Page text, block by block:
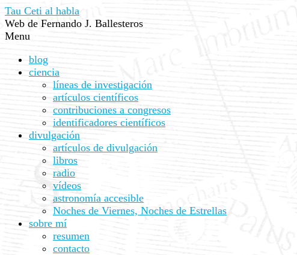
Tau Ceti al habla
Web de Fernando J. Ballesteros
Menu
blog
ciencia
líneas de investigación
artículos científicos
contribuciones a congresos
identificadores científicos
divulgación
artículos de divulgación
libros
radio
vídeos
astronomía accesible
Noches de Viernes, Noches de Estrellas
sobre mí
resumen
contacto